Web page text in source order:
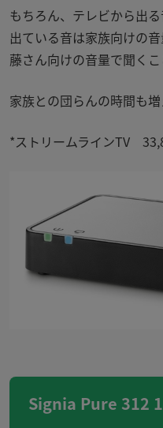
もちろん、テレビから出
出ている音は家族向けの
藤さん向けの音量で聞くこ
家族との団らんの時間も増
*ストリームラインTV
Signia Pure 312